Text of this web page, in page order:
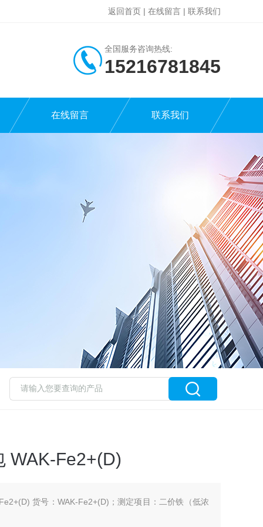
返回首页 | 在线留言 | 联系我们
全国服务咨询热线:
15216781845
在线留言 联系我们
WAK-Fe2+(D)
货号：WAK-Fe2+(D)；测定项目：二价铁（低浓